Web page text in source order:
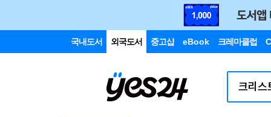
국내도서 외국도서 중고샵 eBook 크레마클럽